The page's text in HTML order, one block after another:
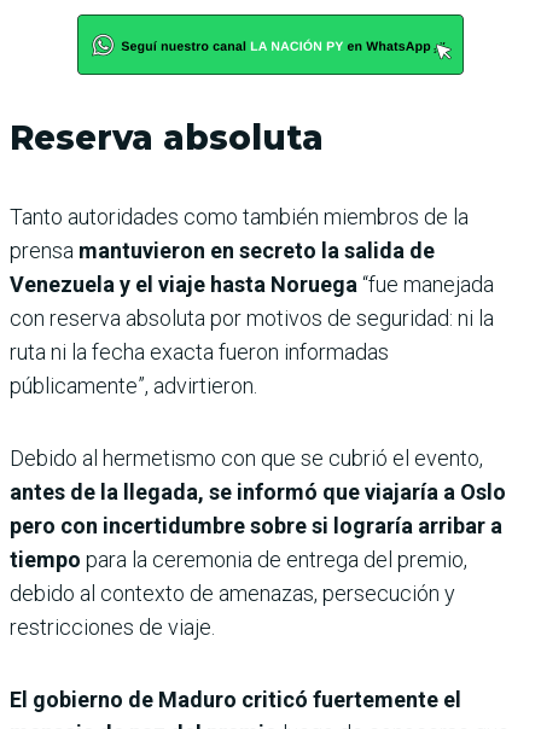
Reserva absoluta
Tanto autoridades como también miembros de la
prensa mantuvieron en secreto la salida de
Venezuela y el viaje hasta Noruega“fue manejada
con reserva absoluta por motivos de seguridad: ni la
ruta ni la fecha exacta fueron informadas
públicamente”, advirtieron.
Debido al hermetismo con que se cubrió el evento,
antes de la llegada, se informó que viajaría a Oslo
pero con incertidumbre sobre si lograría arribar a
tiempo para la ceremonia de entrega del premio,
debido al contexto de amenazas, persecución y
restricciones de viaje.
El gobierno de Maduro criticó fuertemente el